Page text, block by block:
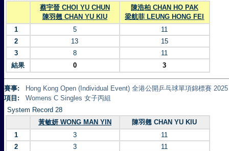
蔡宇晉 CHOI YU CHUN
陳羽翹 CHAN YU KIU
陳浩柏 CHAN HO PAK
梁航菲 LEUNG HONG FEI
1
5
11
2
13
15
3
8
11
結果
0 3
賽事:
Hong Kong Open (Individual Event) 全港公開乒乓球單項錦標賽 2025
項目:
Womens C Singles 女子丙組
System Record 28
黃敏妍 WONG MAN YIN
陳羽翹 CHAN YU KIU
1
3
11
2
3
11